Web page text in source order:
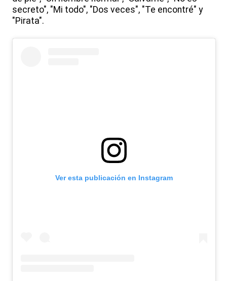
secreto", "Mi todo", "Dos veces", "Te encontré" y
"Pirata".
Ver esta publicación en Instagram